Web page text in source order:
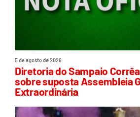
5 de agosto de 2026
Diretoria do Sampaio
sobre suposta Assembleia
Extraordinária